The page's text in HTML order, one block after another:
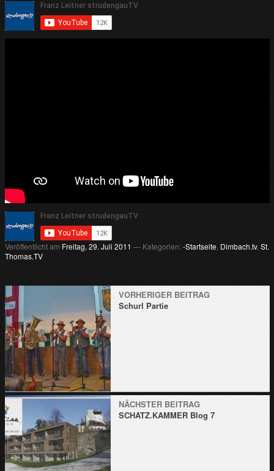
Veröffentlicht am Freitag, 29. Juli 2011 — Kategorien:-Startseite, Dimbach.tv,St.
Thomas.TV
VORHERIGER BEITRAG
Schurl Partie
NÄCHSTER BEITRAG
SCHATZ.KAMMER Blog 7